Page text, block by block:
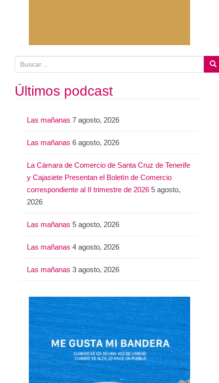
u
s
c
Últimos podcast
Las mañanas 7 agosto, 2026
Las mañanas 6 agosto, 2026
La Cámara de Comercio de Santa Cruz de Tenerife
y Cajasiete Presentan el Boletín de Comercio
correspondiente al II trimestre de 2026 5 agosto,
2026
Las mañanas 5 agosto, 2026
Las mañanas 4 agosto, 2026
Las mañanas 3 agosto, 2026